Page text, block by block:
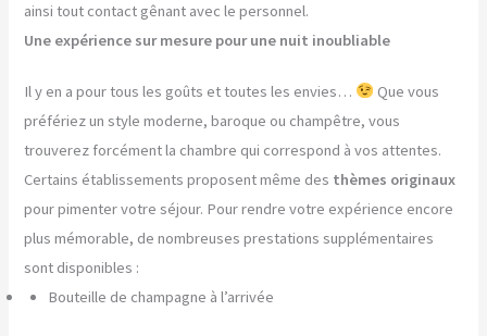
ainsi tout contact gênant avec le personnel.
Une expérience sur mesure pour une nuit inoubliable
Il y en a pour tous les goûts et toutes les envies…
Que vous
préfériez un style moderne, baroque ou champêtre, vous
trouverez forcément la chambre qui correspond à vos attentes.
Certains établissements proposent même des thèmes originaux
pour pimenter votre séjour. Pour rendre votre expérience encore
plus mémorable, de nombreuses prestations supplémentaires
sont disponibles :
Bouteille de champagne à l’arrivée